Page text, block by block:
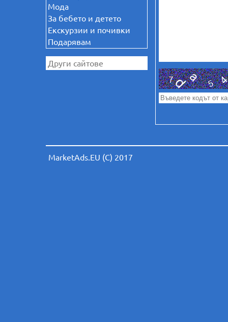
Мода
За бебето и детето
Екскурзии и почивки
Подарявам
Други сайтове
MarketAds.EU (C) 2017